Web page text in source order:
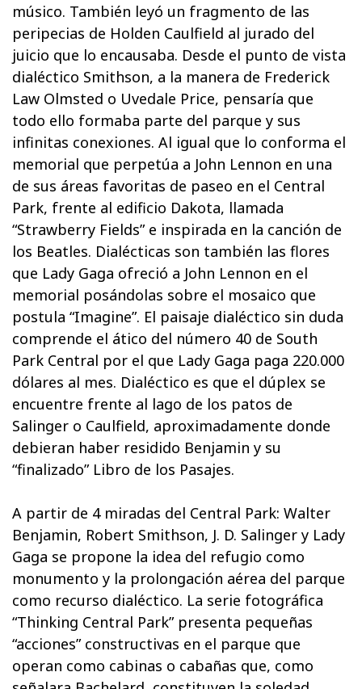
músico. También leyó un fragmento de las
peripecias de Holden Caulfield al jurado del
juicio que lo encausaba. Desde el punto de vista
dialéctico Smithson, a la manera de Frederick
Law Olmsted o Uvedale Price, pensaría que
todo ello formaba parte del parque y sus
infinitas conexiones. Al igual que lo conforma el
memorial que perpetúa a John Lennon en una
de sus áreas favoritas de paseo en el Central
Park, frente al edificio Dakota, llamada
“Strawberry Fields” e inspirada en la canción de
los Beatles. Dialécticas son también las flores
que Lady Gaga ofreció a John Lennon en el
memorial posándolas sobre el mosaico que
postula “Imagine”. El paisaje dialéctico sin duda
comprende el ático del número 40 de South
Park Central por el que Lady Gaga paga 220.000
dólares al mes. Dialéctico es que el dúplex se
encuentre frente al lago de los patos de
Salinger o Caulfield, aproximadamente donde
debieran haber residido Benjamin y su
“finalizado” Libro de los Pasajes.
A partir de 4 miradas del Central Park: Walter
Benjamin, Robert Smithson, J. D. Salinger y Lady
Gaga se propone la idea del refugio como
monumento y la prolongación aérea del parque
como recurso dialéctico. La serie fotográfica
“Thinking Central Park” presenta pequeñas
“acciones” constructivas en el parque que
operan como cabinas o cabañas que, como